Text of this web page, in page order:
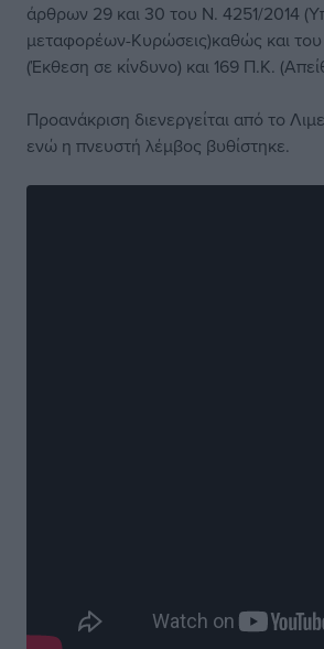
άρθρων 29 και 30 του Ν. 4251/2014
μεταφορέων-Κυρώσεις)καθώς και
(Έκθεση σε κίνδυνο) και 169 Π.Κ.
Προανάκριση διενεργείται από το
ενώ η πνευστή λέμβος βυθίστηκε.